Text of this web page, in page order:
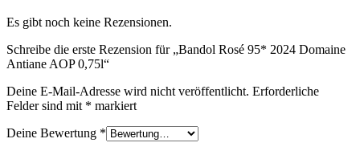
Es gibt noch keine Rezensionen.
Schreibe die erste Rezension für „Bandol Rosé 95* 2024 Domaine
Antiane AOP 0,75l“
Deine E-Mail-Adresse wird nicht veröffentlicht. Erforderliche
Felder sind mit * markiert
Deine Bewertung *